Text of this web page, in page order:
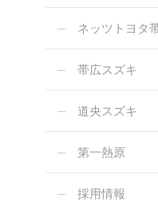
ネッツトヨタ
帯広スズキ
道央スズキ
第一熱原
採用情報